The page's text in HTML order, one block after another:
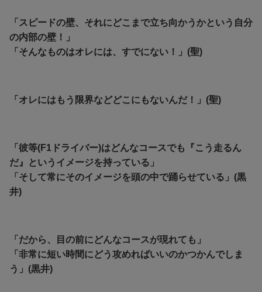
「スピードの壁、それにどこまで立ち向かうかという自分
の内部の壁！」
「そんなものはオレには、すでにない！」(聖)
「オレにはもう限界などどこにもないんだ！」(聖)
「彼等(F1ドライバー)はどんなコースでも『こう走るん
だ』というイメージを持っている」
「そして常にそのイメージを頭の中で踊らせている」(黒
井)
「だから、目の前にどんなコースが現れても」
「非常に短い時間にどう攻めればいいのかつかんでしま
う」(黒井)